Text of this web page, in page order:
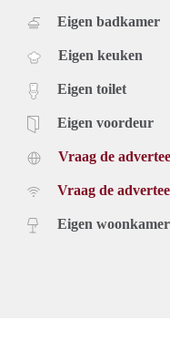
Eigen badkamer
Eigen keuken
Eigen toilet
Eigen voordeur
Vraag de
Vraag de
Eigen woonkamer